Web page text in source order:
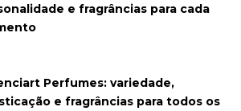
e fragrâncias para cada
Perfumes: variedade,
e fragrâncias para todos os